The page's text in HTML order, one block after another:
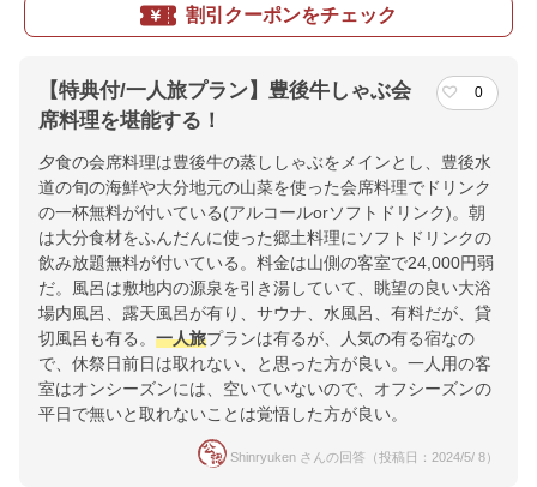
割引クーポンをチェック
【特典付/一人旅プラン】豊後牛しゃぶ会
席料理を堪能する！
0
夕食の会席料理は豊後牛の蒸ししゃぶをメインとし、豊後水
道の旬の海鮮や大分地元の山菜を使った会席料理でドリンク
の一杯無料が付いている(アルコールorソフトドリンク)。朝
は大分食材をふんだんに使った郷土料理にソフトドリンクの
飲み放題無料が付いている。料金は山側の客室で24,000円弱
だ。風呂は敷地内の源泉を引き湯していて、眺望の良い大浴
場内風呂、露天風呂が有り、サウナ、水風呂、有料だが、貸
切風呂も有る。 一人旅プランは有るが、人気の有る宿なの
で、休祭日前日は取れない、と思った方が良い。一人用の客
室はオンシーズンには、空いていないので、オフシーズンの
平日で無いと取れないことは覚悟した方が良い。
Shinryuken さんの回答（投稿日：2024/5/ 8）